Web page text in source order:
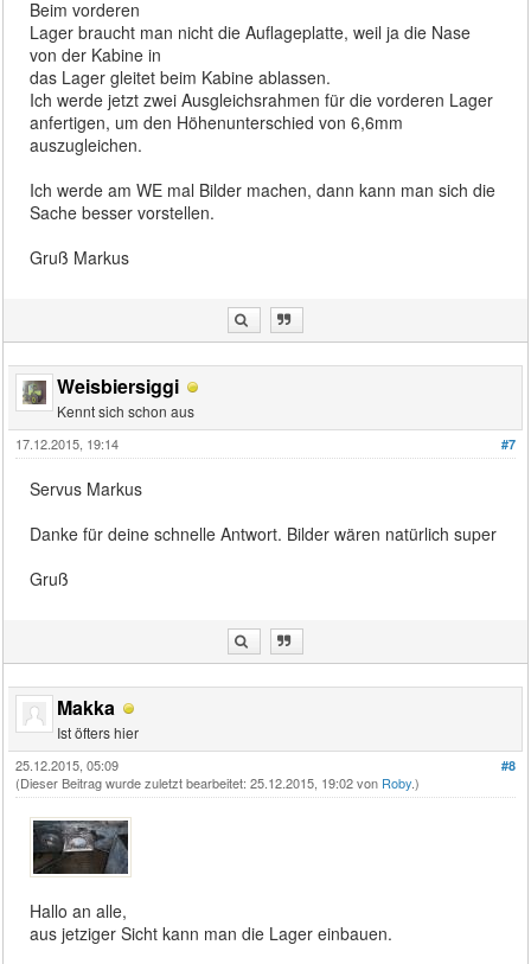
Beim vorderen
Lager braucht man nicht die Auflageplatte, weil ja die Nase
von der Kabine in
das Lager gleitet beim Kabine ablassen.
Ich werde jetzt zwei Ausgleichsrahmen für die vorderen Lager
anfertigen, um den Höhenunterschied von 6,6mm
auszugleichen.
Ich werde am WE mal Bilder machen, dann kann man sich die
Sache besser vorstellen.
Gruß Markus
Weisbiersiggi
Kennt sich schon aus
#7
17.12.2015, 19:14
Servus Markus
Danke für deine schnelle Antwort. Bilder wären natürlich super
Gruß
Makka
Ist öfters hier
#8
25.12.2015, 05:09
(Dieser Beitrag wurde zuletzt bearbeitet: 25.12.2015, 19:02 von Roby.)
Hallo an alle,
aus jetziger Sicht kann man die Lager einbauen.